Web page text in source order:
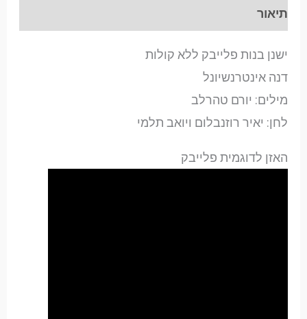
תיאור
ישנן בנות פלייבק ללא קולות
דנה אינטרנשיונל
מילים: יורם טהרלב
לחן: יאיר רוזנבלום ויואב תלמי
האזן לדוגמית פלייבק